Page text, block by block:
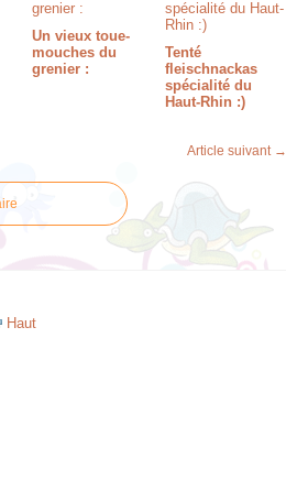
Un vieux toue-
mouches du
grenier :
Tenté
fleischnackas
spécialité du
Haut-Rhin :)
Article suivant →
Haut